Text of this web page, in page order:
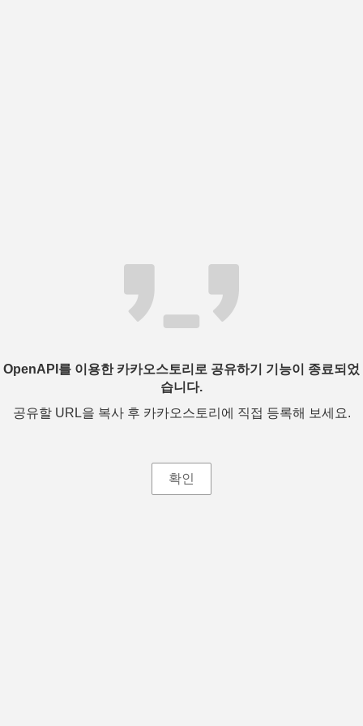
OpenAPI를 이용한 카카오스토리로 공유하기 기능이 종료되었
습니다.
공유할 URL을 복사 후 카카오스토리에 직접 등록해 보세요.
확인